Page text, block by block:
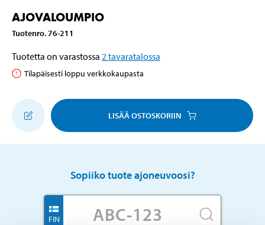
AJOVALOUMPIO
Tuotenro.76-211
Tuotetta on varastossa 2 tavaratalossa
Tilapäisesti loppu verkkokaupasta
LISÄÄ OSTOSKORIIN
Sopiiko tuote ajoneuvoosi?
FIN